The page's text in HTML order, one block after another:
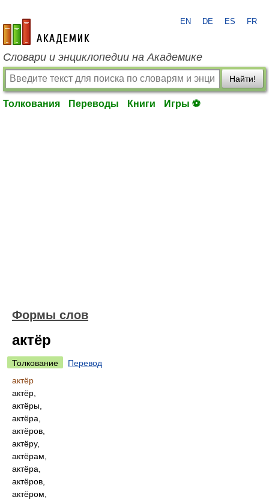
academic.ru
EN DE ES FR
Словари и энциклопедии на Академике
Найти!
Толкования Переводы Книги Игры ⚽
Формы слов
актёр
Толкование
Перевод
актёр
актёр,
актёры,
актёра,
актёров,
актёру,
актёрам,
актёра,
актёров,
актёром,